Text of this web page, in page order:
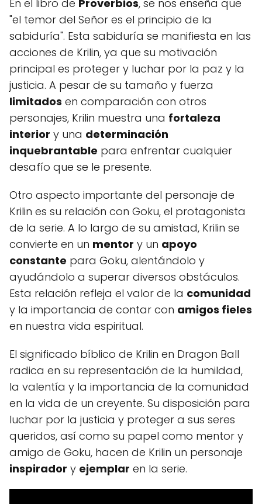
En el libro de Proverbios, se nos enseña que
"el temor del Señor es el principio de la
sabiduría". Esta sabiduría se manifiesta en las
acciones de Krilin, ya que su motivación
principal es proteger y luchar por la paz y la
justicia. A pesar de su tamaño y fuerza
limitados en comparación con otros
personajes, Krilin muestra una fortaleza
interior y una determinación
inquebrantable para enfrentar cualquier
desafío que se le presente.
Otro aspecto importante del personaje de
Krilin es su relación con Goku, el protagonista
de la serie. A lo largo de su amistad, Krilin se
convierte en un mentor y un apoyo
constante para Goku, alentándolo y
ayudándolo a superar diversos obstáculos.
Esta relación refleja el valor de la comunidad
y la importancia de contar con amigos fieles
en nuestra vida espiritual.
El significado bíblico de Krilin en Dragon Ball
radica en su representación de la humildad,
la valentía y la importancia de la comunidad
en la vida de un creyente. Su disposición para
luchar por la justicia y proteger a sus seres
queridos, así como su papel como mentor y
amigo de Goku, hacen de Krilin un personaje
inspirador y ejemplar en la serie.